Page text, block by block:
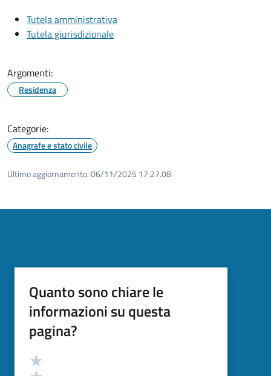
Tutela amministrativa
Tutela giurisdizionale
Argomenti:
Residenza
Categorie:
Anagrafe e stato civile
Ultimo aggiornamento:06/11/2025 17:27.08
Quanto sono chiare le
informazioni su questa
pagina?
Valutazione